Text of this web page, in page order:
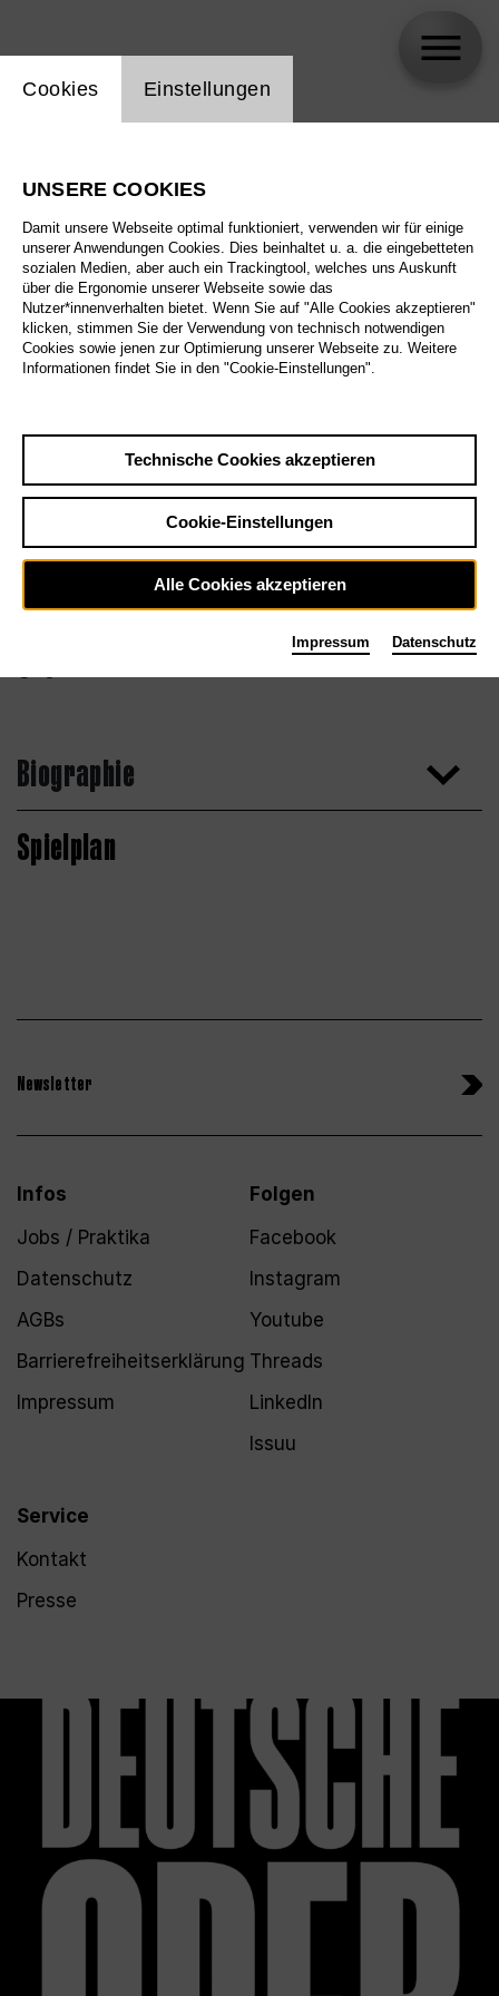
Biographie
Spielplan
Newsletter
Infos
Jobs / Praktika
Datenschutz
AGBs
Barrierefreiheitserklärung
Impressum
Service
Kontakt
Presse
Folgen
Facebook
Instagram
Youtube
Threads
LinkedIn
Issuu
Einstellung Website Cookie
Cookies Einstellungen
UNSERE COOKIES
Damit unsere Webseite optimal funktioniert, verwenden wir für einige
unserer Anwendungen Cookies. Dies beinhaltet u. a. die eingebetteten
sozialen Medien, aber auch ein Trackingtool, welches uns Auskunft
über die Ergonomie unserer Webseite sowie das
Nutzer*innenverhalten bietet. Wenn Sie auf "Alle Cookies akzeptieren"
klicken, stimmen Sie der Verwendung von technisch notwendigen
Cookies sowie jenen zur Optimierung unserer Webseite zu. Weitere
Informationen findet Sie in den "Cookie-Einstellungen".
Technische Cookies akzeptieren
Cookie-Einstellungen
Alle Cookies akzeptieren
Impressum Datenschutz